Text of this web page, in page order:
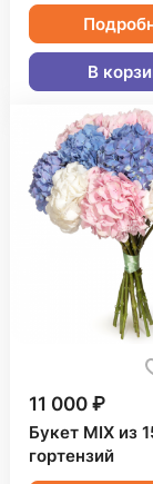
В
11 000 ₽
Букет MIX из
гортензий